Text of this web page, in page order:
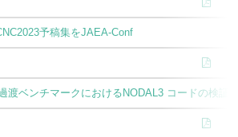
予稿集をJAEA-Conf
渡ベンチマークにおけるNODAL3 コードの検証